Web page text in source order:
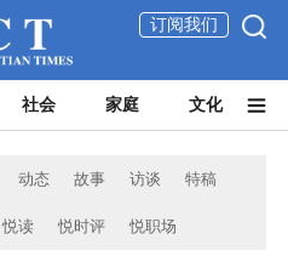
订阅我们
社会 家庭 文化
动态 故事 访谈 特稿
悦读 悦时评 悦职场